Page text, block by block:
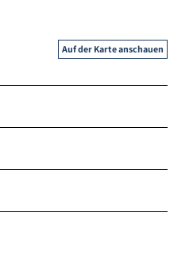
Auf der Karte anschauen